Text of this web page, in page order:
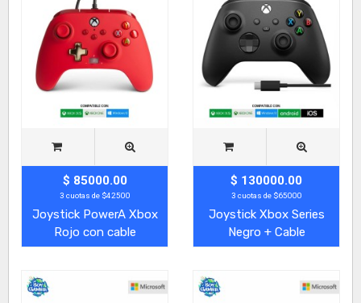
$ 85000.00
3 cuotas de $42500
Joystick PowerA Xbox
Rojo con cable
$ 130000.00
3 cuotas de $65000
Joystick Xbox Series
Negro + Cable